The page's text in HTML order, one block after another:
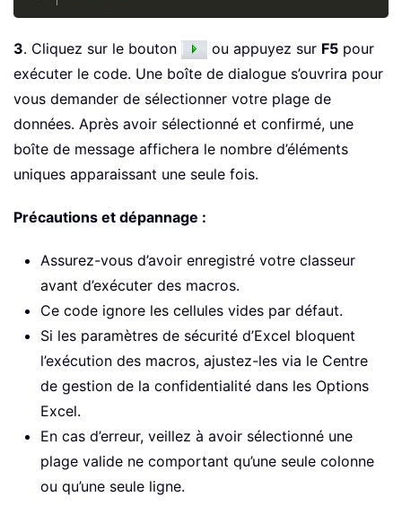
3. Cliquez sur le bouton ou appuyez sur F5 pour
exécuter le code. Une boîte de dialogue s’ouvrira pour
vous demander de sélectionner votre plage de
données. Après avoir sélectionné et confirmé, une
boîte de message affichera le nombre d’éléments
uniques apparaissant une seule fois.
Précautions et dépannage :
Assurez-vous d’avoir enregistré votre classeur
avant d’exécuter des macros.
Ce code ignore les cellules vides par défaut.
Si les paramètres de sécurité d’Excel bloquent
l’exécution des macros, ajustez-les via le Centre
de gestion de la confidentialité dans les Options
Excel.
En cas d’erreur, veillez à avoir sélectionné une
plage valide ne comportant qu’une seule colonne
ou qu’une seule ligne.